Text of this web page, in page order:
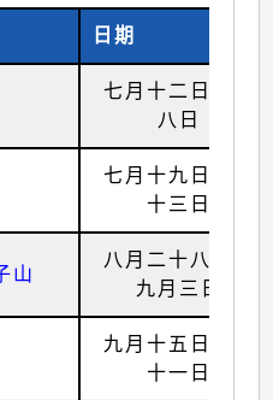
日期
七月十二日至十
八日
七月十九日至二
十三日
山
八月二十八日至
九月三日
九月十五日至二
十一日